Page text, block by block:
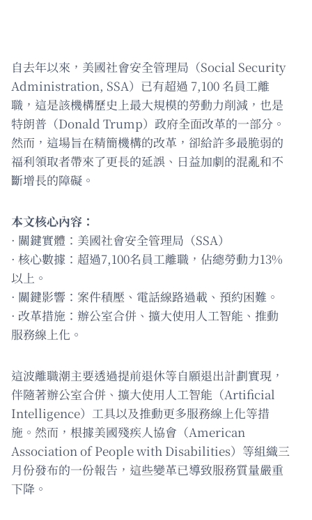
自去年以來，美國社會安全管理局（Social Security
Administration, SSA）已有超過 7,100 名員工離
職，這是該機構歷史上最大規模的勞動力削減，也是
特朗普（Donald Trump）政府全面改革的一部分。
然而，這場旨在精簡機構的改革，卻給許多最脆弱的
福利領取者帶來了更長的延誤、日益加劇的混亂和不
斷增長的障礙。
本文核心內容：
· 關鍵實體：美國社會安全管理局（SSA）
· 核心數據：超過7,100名員工離職，佔總勞動力13%
以上。
· 關鍵影響：案件積壓、電話線路過載、預約困難。
· 改革措施：辦公室合併、擴大使用人工智能、推動
服務線上化。
這波離職潮主要透過提前退休等自願退出計劃實現，
伴隨著辦公室合併、擴大使用人工智能（Artificial
Intelligence）工具以及推動更多服務線上化等措
施。然而，根據美國殘疾人協會（American
Association of People with Disabilities）等組織三
月份發布的一份報告，這些變革已導致服務質量嚴重
下降。